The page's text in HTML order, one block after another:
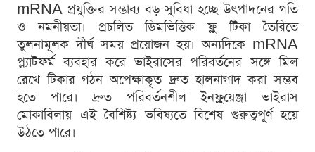
mRNA প্রযুক্তির সম্ভাব্য বড় সুবিধা হচ্ছে উৎপাদনের গতি
ও নমনীয়তা। প্রচলিত ডিমভিত্তিক ফ্লু টিকা তৈরিতে
তুলনামূলক দীর্ঘ সময় প্রয়োজন হয়। অন্যদিকে mRNA
প্ল্যাটফর্ম ব্যবহার করে ভাইরাসের পরিবর্তনের সঙ্গে মিল
রেখে টিকার গঠন অপেক্ষাকৃত দ্রুত হালনাগাদ করা সম্ভব
হতে পারে। দ্রুত পরিবর্তনশীল ইনফ্লুয়েঞ্জা ভাইরাস
মোকাবিলায় এই বৈশিষ্ট্য ভবিষ্যতে বিশেষ গুরুত্বপূর্ণ হয়ে
উঠতে পারে।